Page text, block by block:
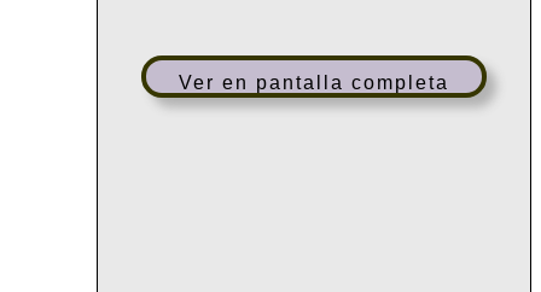
Ver en pantalla completa